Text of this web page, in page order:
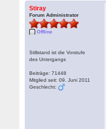
Stiray
Forum Administrator
Offline
Stillstand ist die Vorstufe
des Untergangs
Beiträge: 71448
Mitglied seit: 09. Juni 2011
Geschlecht: